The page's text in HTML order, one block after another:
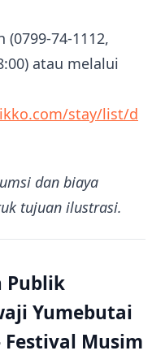
74-1112,
atau melalui
stay/list/d
dan biaya
tujuan ilustrasi.
Publik
Yumebutai
Festival Musim